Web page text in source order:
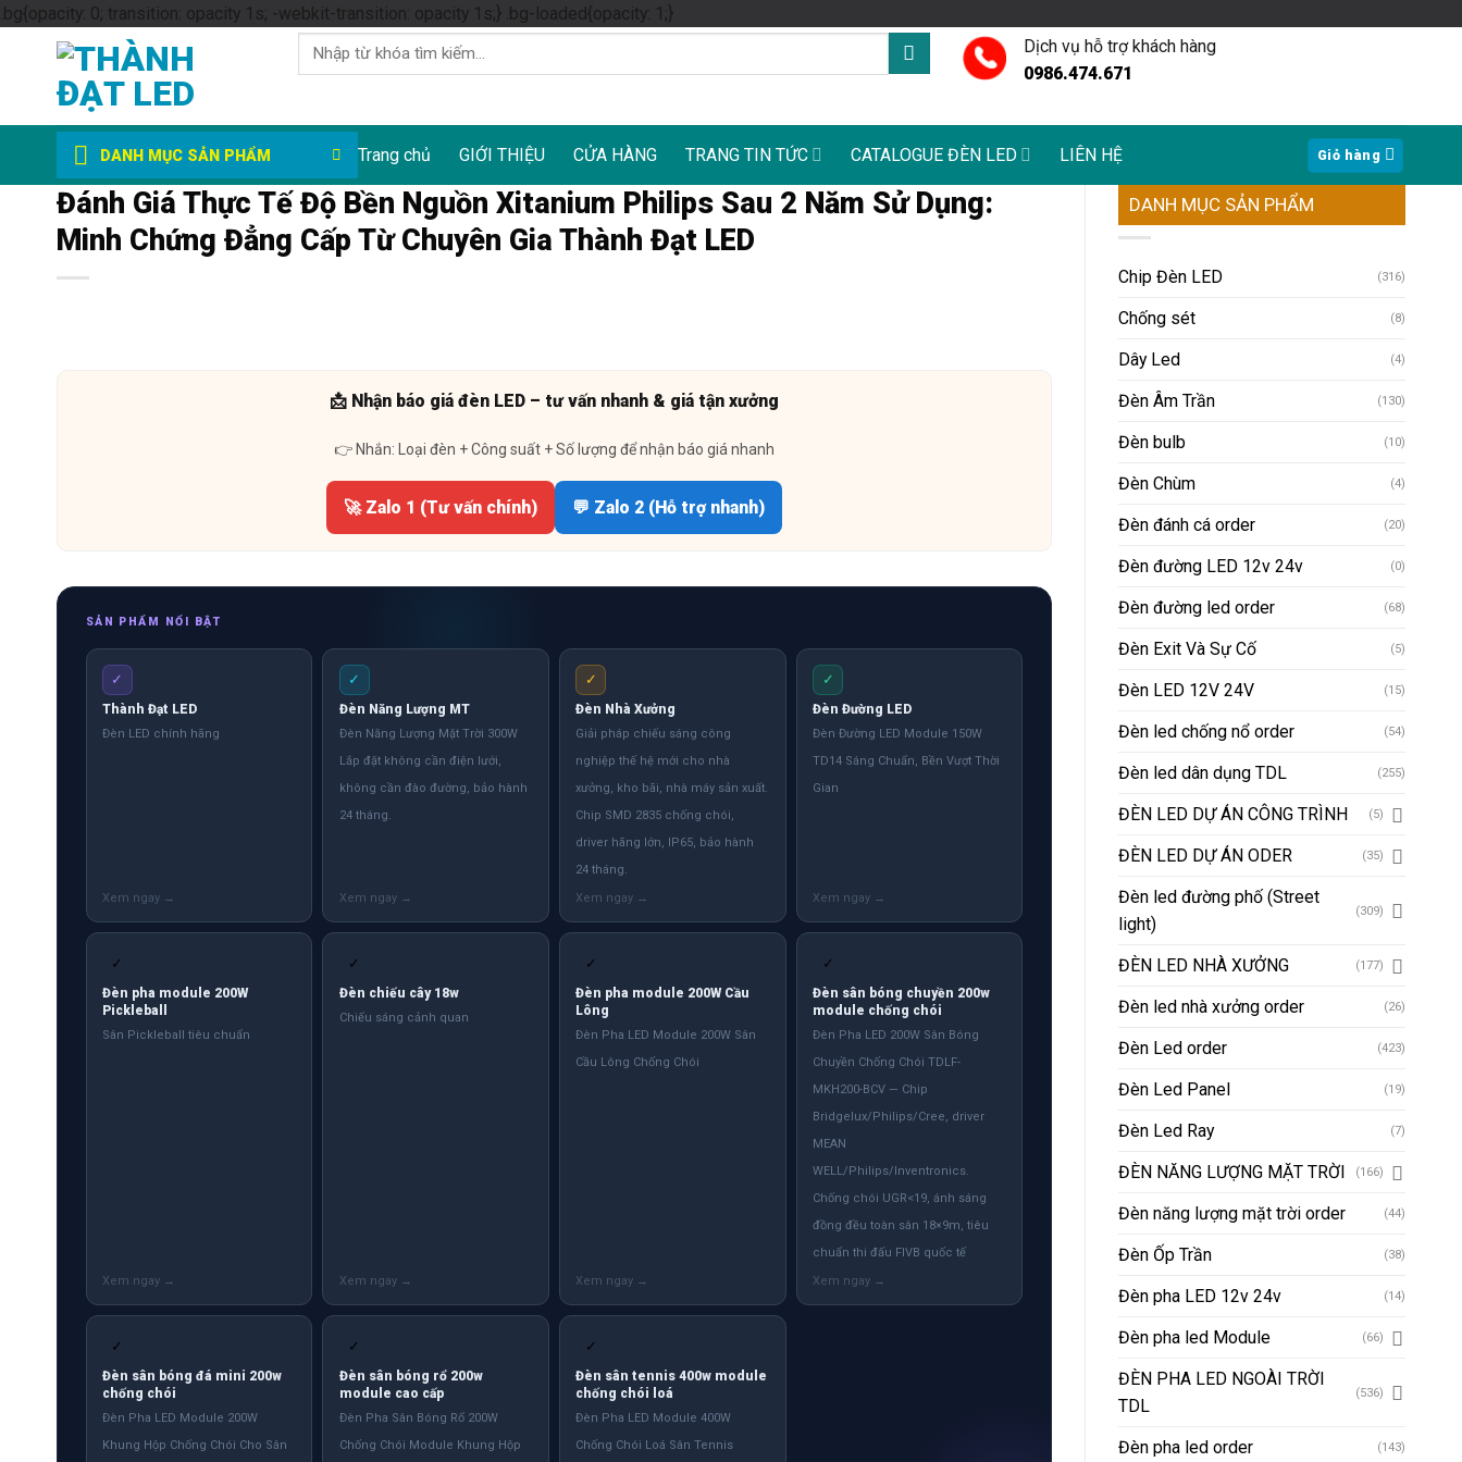
.bg{opacity: 0; transition: opacity 1s; -webkit-transition: opacity 1s;} .bg-loaded{opacity: 1;}Skip
to
Tìm
kiếm:
Dịch vụ hỗ trợ khách hàng
0986.474.671
DANH MỤC SẢN PHẨM Trang chủ GIỚI THIỆU CỬA HÀNG TRANG TIN TỨC CATALOGUE ĐÈN LED LIÊN HỆ Giỏ hàng
Đánh Giá Thực Tế Độ Bền Nguồn Xitanium Philips Sau 2 Năm Sử Dụng:
Minh Chứng Đẳng Cấp Từ Chuyên Gia Thành Đạt LED
📩 Nhận báo giá đèn LED – tư vấn nhanh & giá tận xưởng
👉 Nhắn: Loại đèn + Công suất + Số lượng để nhận báo giá nhanh
🚀 Zalo 1 (Tư vấn chính) 💬 Zalo 2 (Hỗ trợ nhanh)
SẢN PHẨM NỔI BẬT
✓
Thành Đạt LED
Đèn LED chính hãng
✓
Đèn Năng Lượng MT
Đèn Năng Lượng Mặt Trời 300W
Lắp đặt không cần điện lưới,
không cần đào đường, bảo hành
24 tháng.
✓
Đèn Nhà Xưởng
Giải pháp chiếu sáng công
nghiệp thế hệ mới cho nhà
xưởng, kho bãi, nhà máy sản xuất.
Chip SMD 2835 chống chói,
driver hãng lớn, IP65, bảo hành
24 tháng.
✓
Đèn Đường LED
Đèn Đường LED Module 150W
TD14 Sáng Chuẩn, Bền Vượt Thời
Gian
✓
Đèn pha module 200W
Pickleball
Sân Pickleball tiêu chuẩn
✓
Đèn chiếu cây 18w
Chiếu sáng cảnh quan
✓
Đèn pha module 200W Cầu
Lông
Đèn Pha LED Module 200W Sân
Cầu Lông Chống Chói
✓
Đèn sân bóng chuyền 200w
module chống chói
Đèn Pha LED 200W Sân Bóng
Chuyền Chống Chói TDLF-
MKH200-BCV — Chip
Bridgelux/Philips/Cree, driver
MEAN
WELL/Philips/Inventronics.
Chống chói UGR<19, ánh sáng
đồng đều toàn sân 18×9m, tiêu
chuẩn thi đấu FIVB quốc tế
✓
Đèn sân bóng đá mini 200w
chống chói
Đèn Pha LED Module 200W
Khung Hộp Chống Chói Cho Sân
✓
Đèn sân bóng rổ 200w
module cao cấp
Đèn Pha Sân Bóng Rổ 200W
Chống Chói Module Khung Hộp
✓
Đèn sân tennis 400w module
chống chói loá
Đèn Pha LED Module 400W
Chống Chói Loá Sân Tennis
DANH MỤC SẢN PHẨM
Chip Đèn LED (316)
Chống sét (8)
Dây Led (4)
Đèn Âm Trần (130)
Đèn bulb (10)
Đèn Chùm (4)
Đèn đánh cá order (20)
Đèn đường LED 12v 24v (0)
Đèn đường led order (68)
Đèn Exit Và Sự Cố (5)
Đèn LED 12V 24V (15)
Đèn led chống nổ order (54)
Đèn led dân dụng TDL (255)
ĐÈN LED DỰ ÁN CÔNG TRÌNH (5)
ĐÈN LED DỰ ÁN ODER (35)
Đèn led đường phố (Street
light)
(309)
ĐÈN LED NHÀ XƯỞNG (177)
Đèn led nhà xưởng order (26)
Đèn Led order (423)
Đèn Led Panel (19)
Đèn Led Ray (7)
ĐÈN NĂNG LƯỢNG MẶT TRỜI (166)
Đèn năng lượng mặt trời order (44)
Đèn Ốp Trần (38)
Đèn pha LED 12v 24v (14)
Đèn pha led Module (66)
ĐÈN PHA LED NGOÀI TRỜI
TDL
(536)
Đèn pha led order (143)